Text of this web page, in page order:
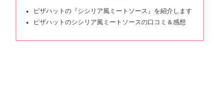
ピザハットの『シシリア風ミートソース』を紹介します
ピザハットのシシリア風ミートソースの口コミ＆感想